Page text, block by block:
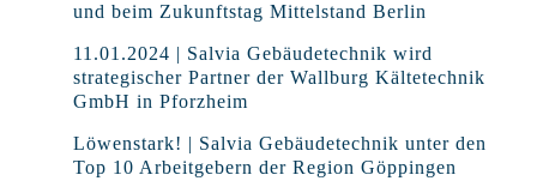
und beim Zukunftstag Mittelstand Berlin
11.01.2024 | Salvia Gebäudetechnik wird
strategischer Partner der Wallburg Kältetechnik
GmbH in Pforzheim
Löwenstark! | Salvia Gebäudetechnik unter den
Top 10 Arbeitgebern der Region Göppingen